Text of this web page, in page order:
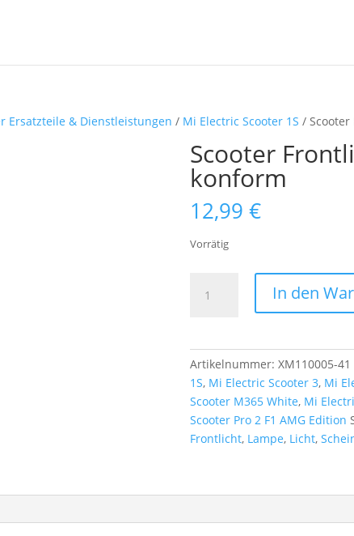
Ersatzteile & Dienstleistungen / Mi Electric Scooter 1S / Scooter
Scooter
konform
12,99 €
Vorrätig
Frontlicht
Menge
In den
Artikelnummer: XM110005-41
1S, Mi Electric Scooter 3, Mi
Scooter M365 White, Mi
Scooter Pro 2 F1 AMG Edition
Frontlicht, Lampe, Licht,